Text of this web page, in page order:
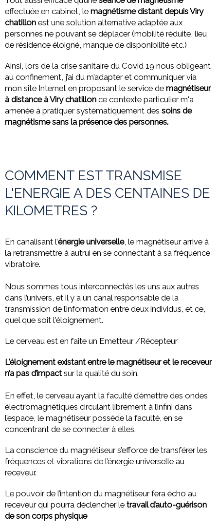
effectuée en cabinet, le magnétisme distant depuis Viry
chatillon est une solution alternative adaptée aux
personnes ne pouvant se déplacer (mobilité réduite, lieu
de résidence éloigné, manque de disponibilité etc.)
Ainsi, lors de la crise sanitaire du Covid 19 nous obligeant
au confinement, j’ai du m’adapter et communiquer via
mon site Internet en proposant le service de magnétiseur
à distance à Viry chatillon ce contexte particulier m'a
amenée à pratiquer systématiquement des soins de
magnétisme sans la présence des personnes.
COMMENT EST TRANSMISE
L'ENERGIE A DES CENTAINES DE
KILOMETRES ?
En canalisant l’énergie universelle, le magnétiseur arrive à
la retransmettre à autrui en se connectant à sa fréquence
vibratoire.
Nous sommes tous interconnectés les uns aux autres
dans l’univers, et il y a un canal responsable de la
transmission de l’information entre deux individus, et ce,
quel que soit l'éloignement.
Le cerveau est en faite un Emetteur /Récepteur
L'éloignement existant entre le magnétiseur et le receveur
n’a pas d’impactsur la qualité du soin.
En effet, le cerveau ayant la faculté d’émettre des ondes
électromagnétiques circulant librement à l’infini dans
l’espace, le magnétiseur posséde la faculté, en se
concentrant de se connecter à elles.
La conscience du magnétiseur s’efforce de transférer les
fréquences et vibrations de l’énergie universelle au
receveur.
Le pouvoir de l’intention du magnétiseur fera écho au
receveur qui pourra déclencher le travail d’auto-guérison
de son corps physique